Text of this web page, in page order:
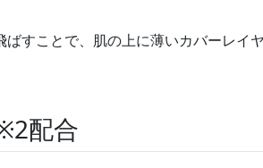
すことで、肌の上に薄いカバーレイ
配合